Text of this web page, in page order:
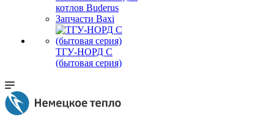
котлов Buderus
Запчасти Baxi
ТГУ-НОРД С
(бытовая серия)